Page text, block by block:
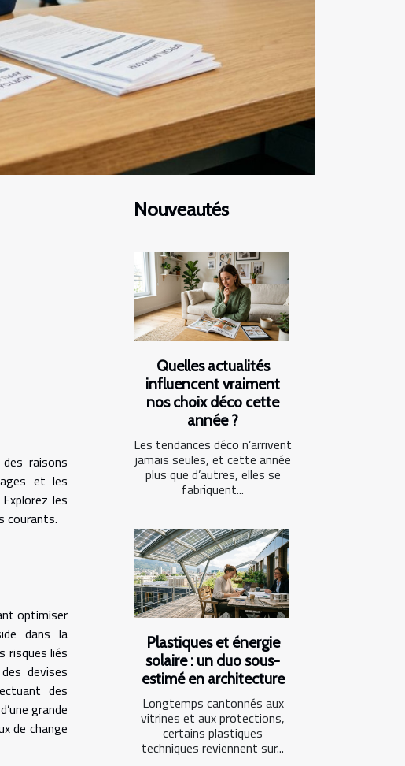
raisons
et les
les
courants.
optimiser
dans la
risques liés
devises
des
grande
de change
Nouveautés
Quelles actualités
influencent vraiment
nos choix déco cette
année ?
Les tendances déco n’arrivent
jamais seules, et cette année
plus que d’autres, elles se
fabriquent...
Plastiques et énergie
solaire : un duo sous-
estimé en architecture
Longtemps cantonnés aux
vitrines et aux protections,
certains plastiques
techniques reviennent sur...